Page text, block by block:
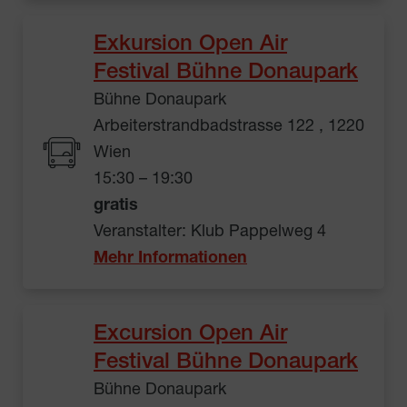
Exkursion Open Air
Festival Bühne Donaupark
Bühne Donaupark
Arbeiterstrandbadstrasse 122 , 1220
Wien
15:30 – 19:30
gratis
Veranstalter: Klub Pappelweg 4
Mehr Informationen
Excursion Open Air
Festival Bühne Donaupark
Bühne Donaupark